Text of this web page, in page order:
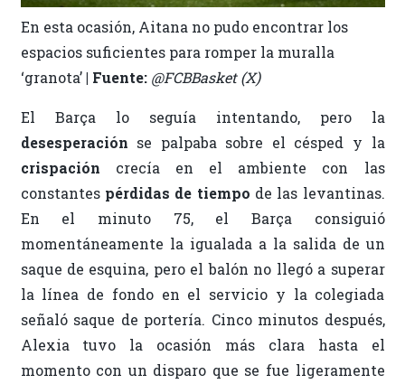
En esta ocasión, Aitana no pudo encontrar los
espacios suficientes para romper la muralla
‘granota’| Fuente: @FCBBasket (X)
El Barça lo seguía intentando, pero la
desesperación se palpaba sobre el césped y la
crispación crecía en el ambiente con las
constantes pérdidas de tiempo de las levantinas.
En el minuto 75, el Barça consiguió
momentáneamente la igualada a la salida de un
saque de esquina, pero el balón no llegó a superar
la línea de fondo en el servicio y la colegiada
señaló saque de portería. Cinco minutos después,
Alexia tuvo la ocasión más clara hasta el
momento con un disparo que se fue ligeramente